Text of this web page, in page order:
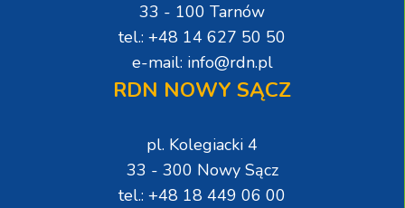
33 - 100 Tarnów
tel.: +48 14 627 50 50
e-mail: info@rdn.pl
RDN NOWY SĄCZ
pl. Kolegiacki 4
33 - 300 Nowy Sącz
tel.: +48 18 449 06 00